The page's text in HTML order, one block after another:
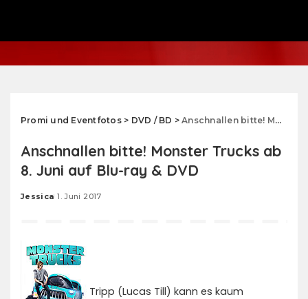
Promi und Eventfotos> DVD / BD >Anschnallen bitte! Monster Trucks ab 8. Juni auf Blu-ray & DVD
Anschnallen bitte! Monster Trucks ab
8. Juni auf Blu-ray & DVD
Posted
Jessica 1. Juni 2017
Tripp (Lucas Till) kann es kaum